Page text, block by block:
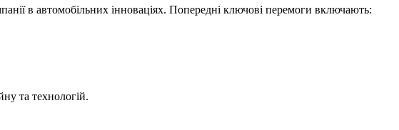
в автомобільних інноваціях. Попередні ключові перемоги включають:
та технологій.